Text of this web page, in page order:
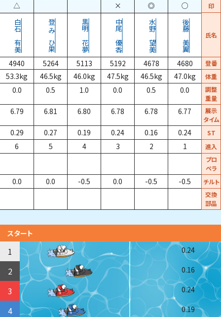
印
○
◎
×
△
氏名
後藤
美翼
水野
望美
中尾
優香
黒明
花夢
登
みひ果
白石
有美
登番
4680
4678
5192
5113
5264
4940
体重
47.0kg
46.5kg
47.5kg
46.0kg
46.5kg
53.3kg
調整
重量
0.0
0.5
0.0
1.0
0.5
0.0
展示
タイム
6.77
6.78
6.78
6.80
6.81
6.79
ST
0.24
0.16
0.24
0.19
0.27
0.29
進入
1
2
3
4
5
6
プロ
ペラ
チルト
-0.5
-0.5
0.0
-0.5
0.0
0.0
交換
部品
スタート
1 0.24
2 0.16
3 0.24
4 0.19